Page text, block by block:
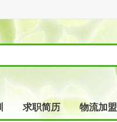
求职简历 物流加盟